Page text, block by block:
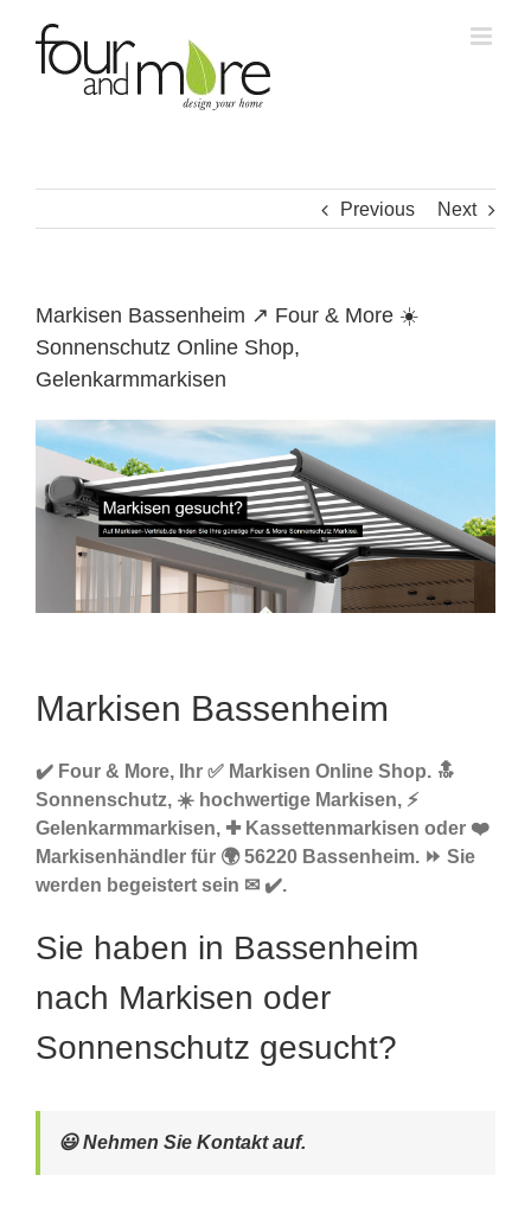
content
Previous Next
Markisen Bassenheim ↗️ Four & More ☀️
Sonnenschutz Online Shop,
Gelenkarmmarkisen
Markisen Bassenheim
✔️ Four & More, Ihr ✅ Markisen Online Shop. 🔝
Sonnenschutz, ☀️ hochwertige Markisen, ⚡
Gelenkarmmarkisen, ✚ Kassettenmarkisen oder ❤️
Markisenhändler für 🌍 56220 Bassenheim. ⏩ Sie
werden begeistert sein ✉ ✔️.
Sie haben in Bassenheim
nach Markisen oder
Sonnenschutz gesucht?
😃 Nehmen Sie Kontakt auf.